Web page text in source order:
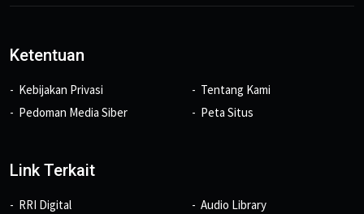
Ketentuan
Kebijakan Privasi
Pedoman Media Siber
Tentang Kami
Peta Situs
Link Terkait
RRI Digital
Audio Library